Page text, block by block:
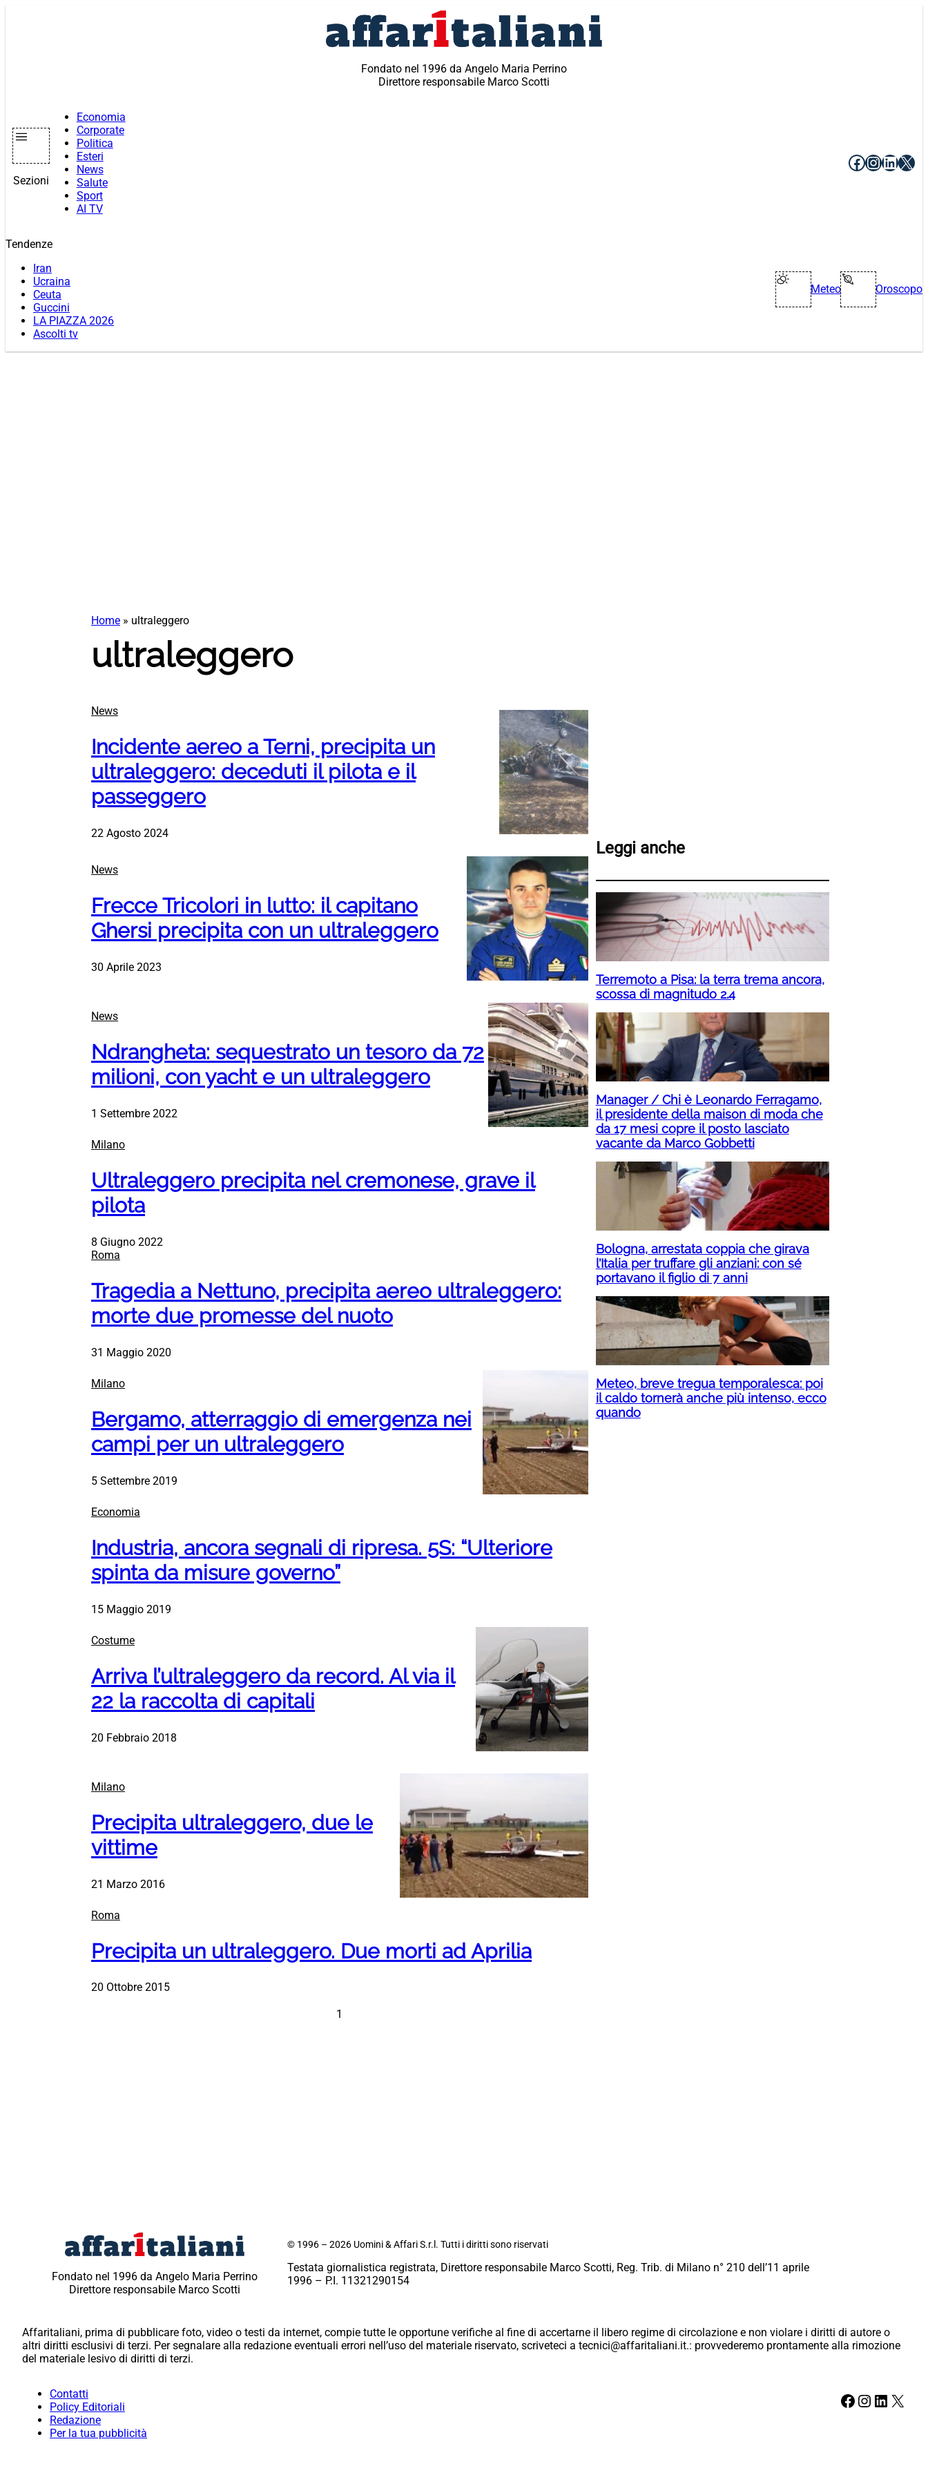
Fondato nel 1996 da Angelo Maria Perrino
Direttore responsabile Marco Scotti
Sezioni
Economia
Corporate
Politica
Esteri
News
Salute
Sport
AI TV
Facebook
X
Tendenze
Iran
Ucraina
Ceuta
Guccini
LA PIAZZA 2026
Ascolti tv
Meteo Oroscopo
Home » ultraleggero
ultraleggero
News
Incidente aereo a Terni, precipita un
ultraleggero: deceduti il pilota e il
passeggero
22 Agosto 2024
News
Frecce Tricolori in lutto: il capitano
Ghersi precipita con un ultraleggero
30 Aprile 2023
News
Ndrangheta: sequestrato un tesoro da 72
milioni, con yacht e un ultraleggero
1 Settembre 2022
Milano
Ultraleggero precipita nel cremonese, grave il
pilota
8 Giugno 2022
Roma
Tragedia a Nettuno, precipita aereo ultraleggero:
morte due promesse del nuoto
31 Maggio 2020
Milano
Bergamo, atterraggio di emergenza nei
campi per un ultraleggero
5 Settembre 2019
Economia
Industria, ancora segnali di ripresa. 5S: “Ulteriore
spinta da misure governo”
15 Maggio 2019
Costume
Arriva l’ultraleggero da record. Al via il
22 la raccolta di capitali
20 Febbraio 2018
Milano
Precipita ultraleggero, due le
vittime
21 Marzo 2016
Roma
Precipita un ultraleggero. Due morti ad Aprilia
20 Ottobre 2015
1
Leggi anche
Terremoto a Pisa: la terra trema ancora,
scossa di magnitudo 2.4
Manager / Chi è Leonardo Ferragamo,
il presidente della maison di moda che
da 17 mesi copre il posto lasciato
vacante da Marco Gobbetti
Bologna, arrestata coppia che girava
l’Italia per truffare gli anziani: con sé
portavano il figlio di 7 anni
Meteo, breve tregua temporalesca: poi
il caldo tornerà anche più intenso, ecco
quando
Fondato nel 1996 da Angelo Maria Perrino
Direttore responsabile Marco Scotti
© 1996 – 2026 Uomini & Affari S.r.l. Tutti i diritti sono riservati
Testata giornalistica registrata, Direttore responsabile Marco Scotti, Reg. Trib. di Milano n° 210 dell’11 aprile
1996 – P.I. 11321290154
Affaritaliani, prima di pubblicare foto, video o testi da internet, compie tutte le opportune verifiche al fine di accertarne il libero regime di circolazione e non violare i diritti di autore o
altri diritti esclusivi di terzi. Per segnalare alla redazione eventuali errori nell’uso del materiale riservato, scriveteci a tecnici@affaritaliani.it.: provvederemo prontamente alla rimozione
del materiale lesivo di diritti di terzi.
Contatti
Policy Editoriali
Redazione
Per la tua pubblicità
Facebook Instagram LinkedIn X